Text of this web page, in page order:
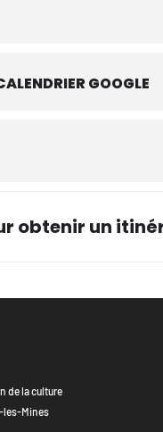
GOOGLE
obtenir un
de la culture
les-Mines